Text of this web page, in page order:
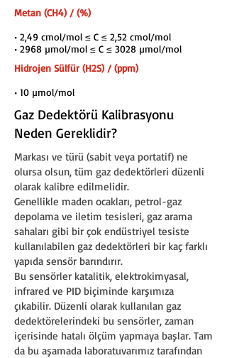
Metan (CH4) / (%)
• 2,49 cmol/mol ≤ C ≤ 2,52 cmol/mol
• 2968 µmol/mol ≤ C ≤ 3028 µmol/mol
Hidrojen Sülfür (H2S) / (ppm)
• 10 µmol/mol
Gaz Dedektörü Kalibrasyonu
Neden Gereklidir?
Markası ve türü (sabit veya portatif) ne
olursa olsun, tüm gaz dedektörleri düzenli
olarak kalibre edilmelidir.
Genellikle maden ocakları, petrol-gaz
depolama ve iletim tesisleri, gaz arama
sahaları gibi bir çok endüstriyel tesiste
kullanılabilen gaz dedektörleri bir kaç farklı
yapıda sensör barındırır.
Bu sensörler katalitik, elektrokimyasal,
infrared ve PID biçiminde karşımıza
çıkabilir. Düzenli olarak kullanılan gaz
dedektörelerindeki bu sensörler, zaman
içerisinde hatalı ölçüm yapmaya başlar. Tam
da bu aşamada laboratuvarımız tarafından